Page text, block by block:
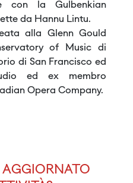
con la Gulbenkian
da Hannu Lintu.
alla Glenn Gould
of Music di
di San Francisco ed
ed ex membro
Opera Company.
AGGIORNATO